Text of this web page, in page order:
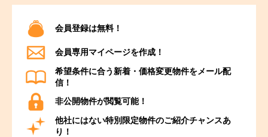
会員登録は無料！
会員専用マイページを作成！
希望条件に合う新着・価格変更物件をメール配
信！
非公開物件が閲覧可能！
他社にはない特別限定物件のご紹介チャンスあ
り！